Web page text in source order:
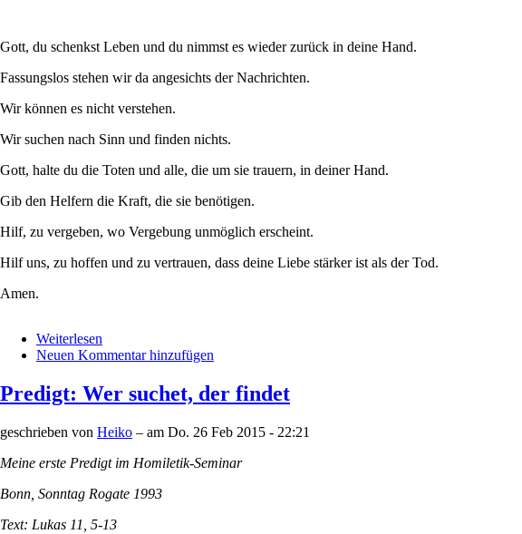
Gott, du schenkst Leben und du nimmst es wieder zurück in deine Hand.
Fassungslos stehen wir da angesichts der Nachrichten.
Wir können es nicht verstehen.
Wir suchen nach Sinn und finden nichts.
Gott, halte du die Toten und alle, die um sie trauern, in deiner Hand.
Gib den Helfern die Kraft, die sie benötigen.
Hilf, zu vergeben, wo Vergebung unmöglich erscheint.
Hilf uns, zu hoffen und zu vertrauen, dass deine Liebe stärker ist als der Tod.
Amen.
Weiterlesen
Gebet
die
Toten
Germanwings
Neuen Kommentar hinzufügen
Predigt: Wer suchet, der findet
geschrieben von Heiko – am Do. 26 Feb 2015 - 22:21
Meine erste Predigt im Homiletik-Seminar
Bonn, Sonntag Rogate 1993
Text: Lukas 11, 5-13